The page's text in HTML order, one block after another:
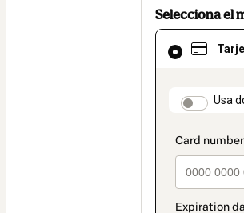
Selecciona el
Usa
El
método
seleccionado